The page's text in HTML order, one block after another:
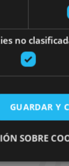
no
GUARDAR Y
SOBRE